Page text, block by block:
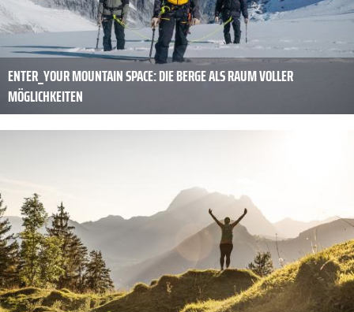
ENTER_YOUR MOUNTAIN SPACE: DIE BERGE ALS RAUM VOLLER
MÖGLICHKEITEN